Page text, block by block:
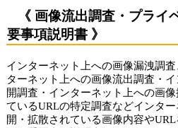
《 画像流出調査・プライ
要事項説明書 》
インターネット上への画像漏洩調
ターネット上への画像流出調査・
開調査・インターネット上への画
ているURLの特定調査などインタ
開・拡散されている画像内容や